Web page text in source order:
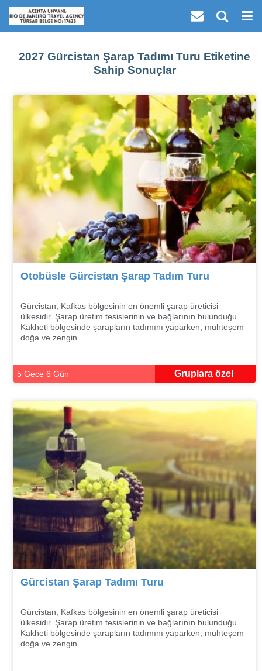
2027 Gürcistan Şarap Tadımı Turu Etiketine
Sahip Sonuçlar
Otobüsle Gürcistan Şarap Tadım Turu
Gürcistan, Kafkas bölgesinin en önemli şarap üreticisi
ülkesidir. Şarap üretim tesislerinin ve bağlarının bulunduğu
Kakheti bölgesinde şarapların tadımını yaparken, muhteşem
doğa ve zengin...
5 Gece 6 Gün Gruplara özel
Gürcistan Şarap Tadımı Turu
Gürcistan, Kafkas bölgesinin en önemli şarap üreticisi
ülkesidir. Şarap üretim tesislerinin ve bağlarının bulunduğu
Kakheti bölgesinde şarapların tadımını yaparken, muhteşem
doğa ve zengin...